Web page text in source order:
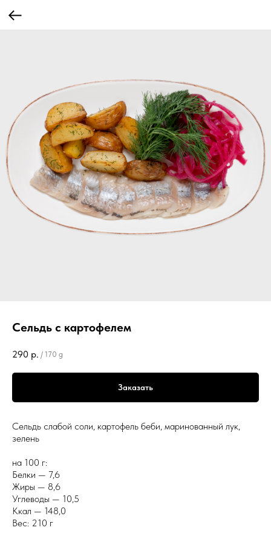
Сельдь с картофелем
290 р. / 170 g
Заказать
Сельдь слабой соли, картофель беби, маринованный лук,
зелень
на 100 г:
Белки — 7,6
Жиры — 8,6
Углеводы — 10,5
Ккал — 148,0
Вес: 210 г